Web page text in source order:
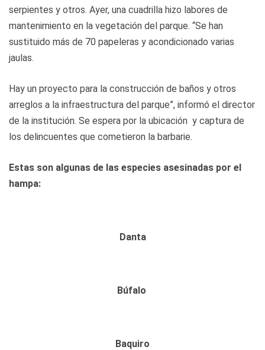
serpientes y otros. Ayer, una cuadrilla hizo labores de
mantenimiento en la vegetación del parque. “Se han
sustituido más de 70 papeleras y acondicionado varias
jaulas.
Hay un proyecto para la construcción de baños y otros
arreglos a la infraestructura del parque”, informó el director
de la institución. Se espera por la ubicación y captura de
los delincuentes que cometieron la barbarie.
Estas son algunas de las especies asesinadas por el
hampa:
Danta
Búfalo
Baquiro